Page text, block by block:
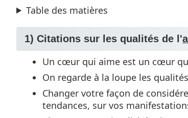
Table des matières
1) Citations sur les qualités de l'
Un cœur qui aime est un cœur
On regarde à la loupe les
Changer votre façon de
tendances, sur vos